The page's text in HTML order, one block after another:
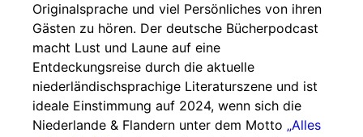
Originalsprache und viel Persönliches von ihren
Gästen zu hören. Der deutsche Bücherpodcast
macht Lust und Laune auf eine
Entdeckungsreise durch die aktuelle
niederländischsprachige Literaturszene und ist
ideale Einstimmung auf 2024, wenn sich die
Niederlande & Flandern unter dem Motto „Alles